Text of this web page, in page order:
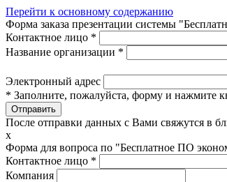
Перейти к основному содержанию
Форма заказа презентации системы
Контактное лицо *
Название организации *
Электронный адрес
* Заполните, пожалуйста, форму и нажмите
После отправки данных с Вами свяжутся в
x
Форма для вопроса по "Бесплатное ПО
Контактное лицо *
Компания